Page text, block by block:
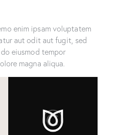
enim ipsam voluptatem
aut odit aut fugit, sed
eiusmod tempor
magna aliqua.